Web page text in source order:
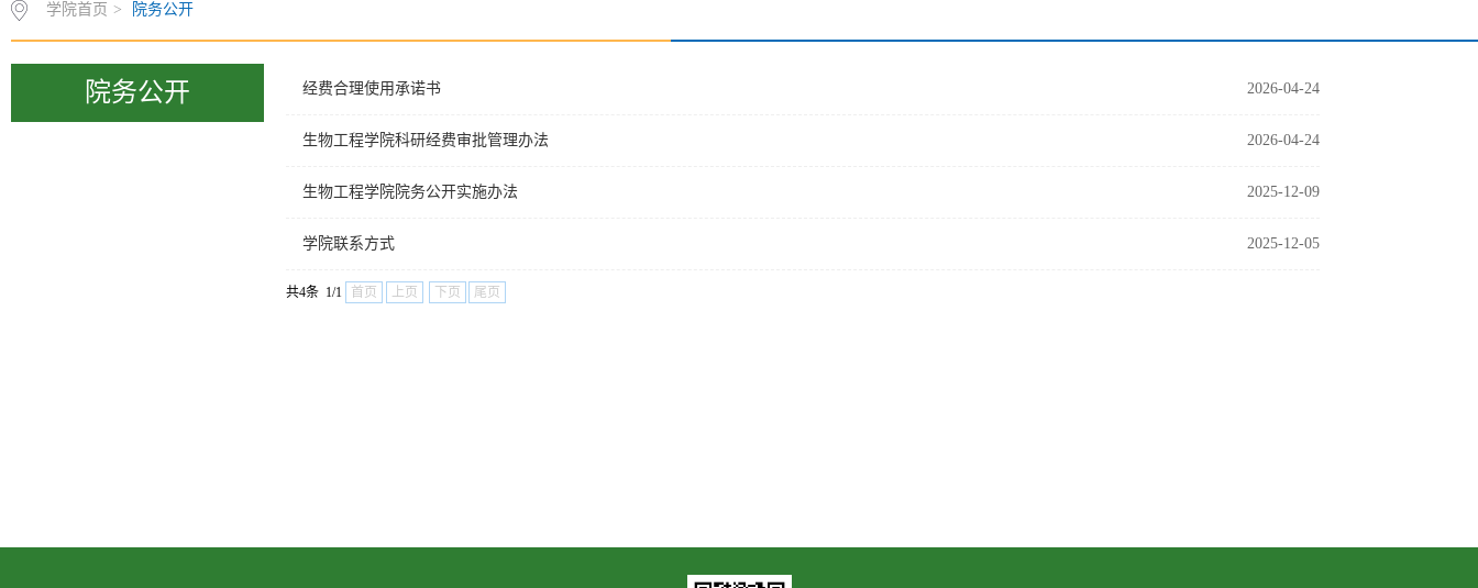
学院首页 > 院务公开
院务公开 2026-04-24
经费合理使用承诺书
2026-04-24
生物工程学院科研经费审批管理办法
2025-12-09
生物工程学院院务公开实施办法
2025-12-05
学院联系方式
共4条 1/1 首页 上页 下页 尾页